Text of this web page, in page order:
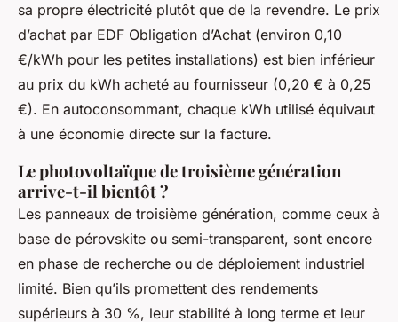
sa propre électricité plutôt que de la revendre. Le prix
d’achat par EDF Obligation d’Achat (environ 0,10
€/kWh pour les petites installations) est bien inférieur
au prix du kWh acheté au fournisseur (0,20 € à 0,25
€). En autoconsommant, chaque kWh utilisé équivaut
à une économie directe sur la facture.
Le photovoltaïque de troisième génération
arrive-t-il bientôt ?
Les panneaux de troisième génération, comme ceux à
base de pérovskite ou semi-transparent, sont encore
en phase de recherche ou de déploiement industriel
limité. Bien qu’ils promettent des rendements
supérieurs à 30 %, leur stabilité à long terme et leur